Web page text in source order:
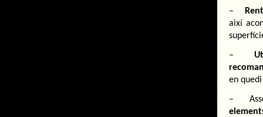
–
així
–
en
–